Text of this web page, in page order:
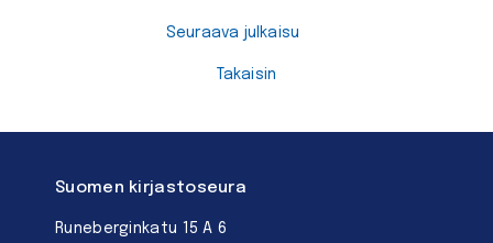
Takaisin
Seuraava julkaisu
Suomen kirjastoseura
Runeberginkatu 15 A 6